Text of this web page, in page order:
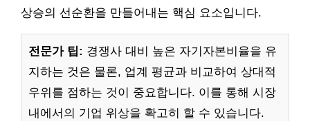
상승의 선순환을 만들어내는 핵심 요소입니다.
전문가 팁: 경쟁사 대비 높은 자기자본비율을 유
지하는 것은 물론, 업계 평균과 비교하여 상대적
우위를 점하는 것이 중요합니다. 이를 통해 시장
내에서의 기업 위상을 확고히 할 수 있습니다.